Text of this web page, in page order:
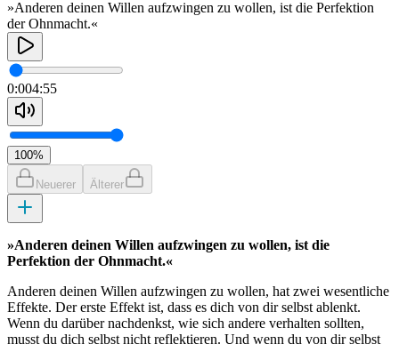
»Anderen deinen Willen aufzwingen zu wollen, ist die Perfektion
der Ohnmacht.«
0:004:55
100%
Neuerer Älterer
»Anderen deinen Willen aufzwingen zu wollen, ist die
Perfektion der Ohnmacht.«
Anderen deinen Willen aufzwingen zu wollen, hat zwei wesentliche
Effekte. Der erste Effekt ist, dass es dich von dir selbst ablenkt.
Wenn du darüber nachdenkst, wie sich andere verhalten sollten,
musst du dich selbst nicht reflektieren. Und wenn du von dir selbst